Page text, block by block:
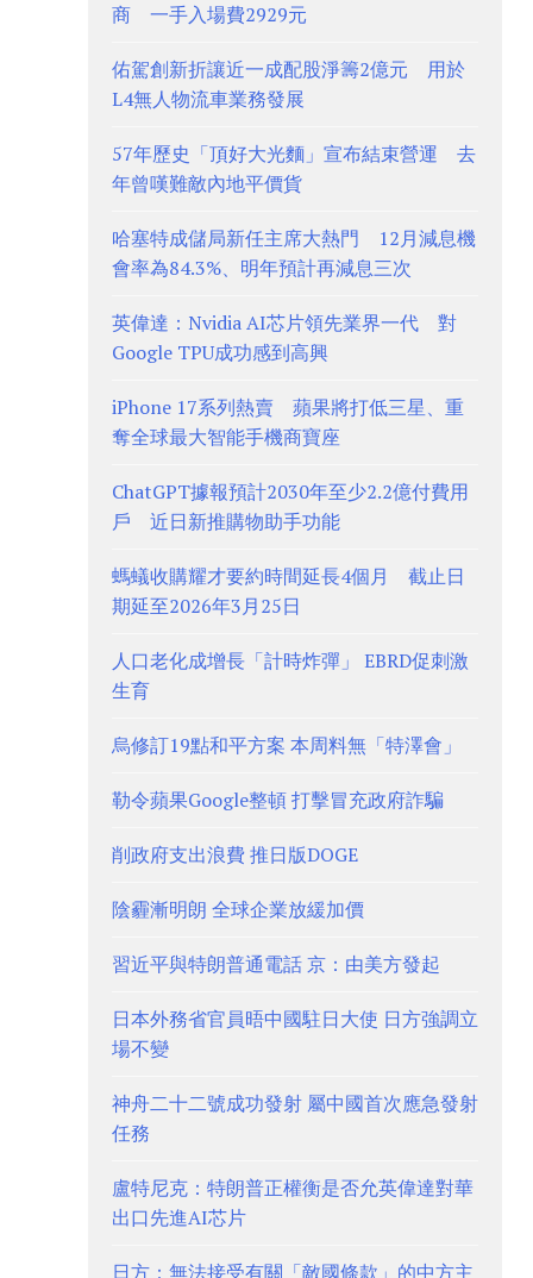
商 一手入場費2929元
佑駕創新折讓近一成配股淨籌2億元 用於
L4無人物流車業務發展
57年歷史「頂好大光麵」宣布結束營運 去
年曾嘆難敵內地平價貨
哈塞特成儲局新任主席大熱門 12月減息機
會率為84.3%、明年預計再減息三次
英偉達：Nvidia AI芯片領先業界一代 對
Google TPU成功感到高興
iPhone 17系列熱賣 蘋果將打低三星、重
奪全球最大智能手機商寶座
ChatGPT據報預計2030年至少2.2億付費用
戶 近日新推購物助手功能
螞蟻收購耀才要約時間延長4個月 截止日
期延至2026年3月25日
人口老化成增長「計時炸彈」 EBRD促刺激
生育
烏修訂19點和平方案 本周料無「特澤會」
勒令蘋果Google整頓 打擊冒充政府詐騙
削政府支出浪費 推日版DOGE
陰霾漸明朗 全球企業放緩加價
習近平與特朗普通電話 京：由美方發起
日本外務省官員晤中國駐日大使 日方強調立
場不變
神舟二十二號成功發射 屬中國首次應急發射
任務
盧特尼克：特朗普正權衡是否允英偉達對華
出口先進AI芯片
日方：無法接受有關「敵國條款」的中方主